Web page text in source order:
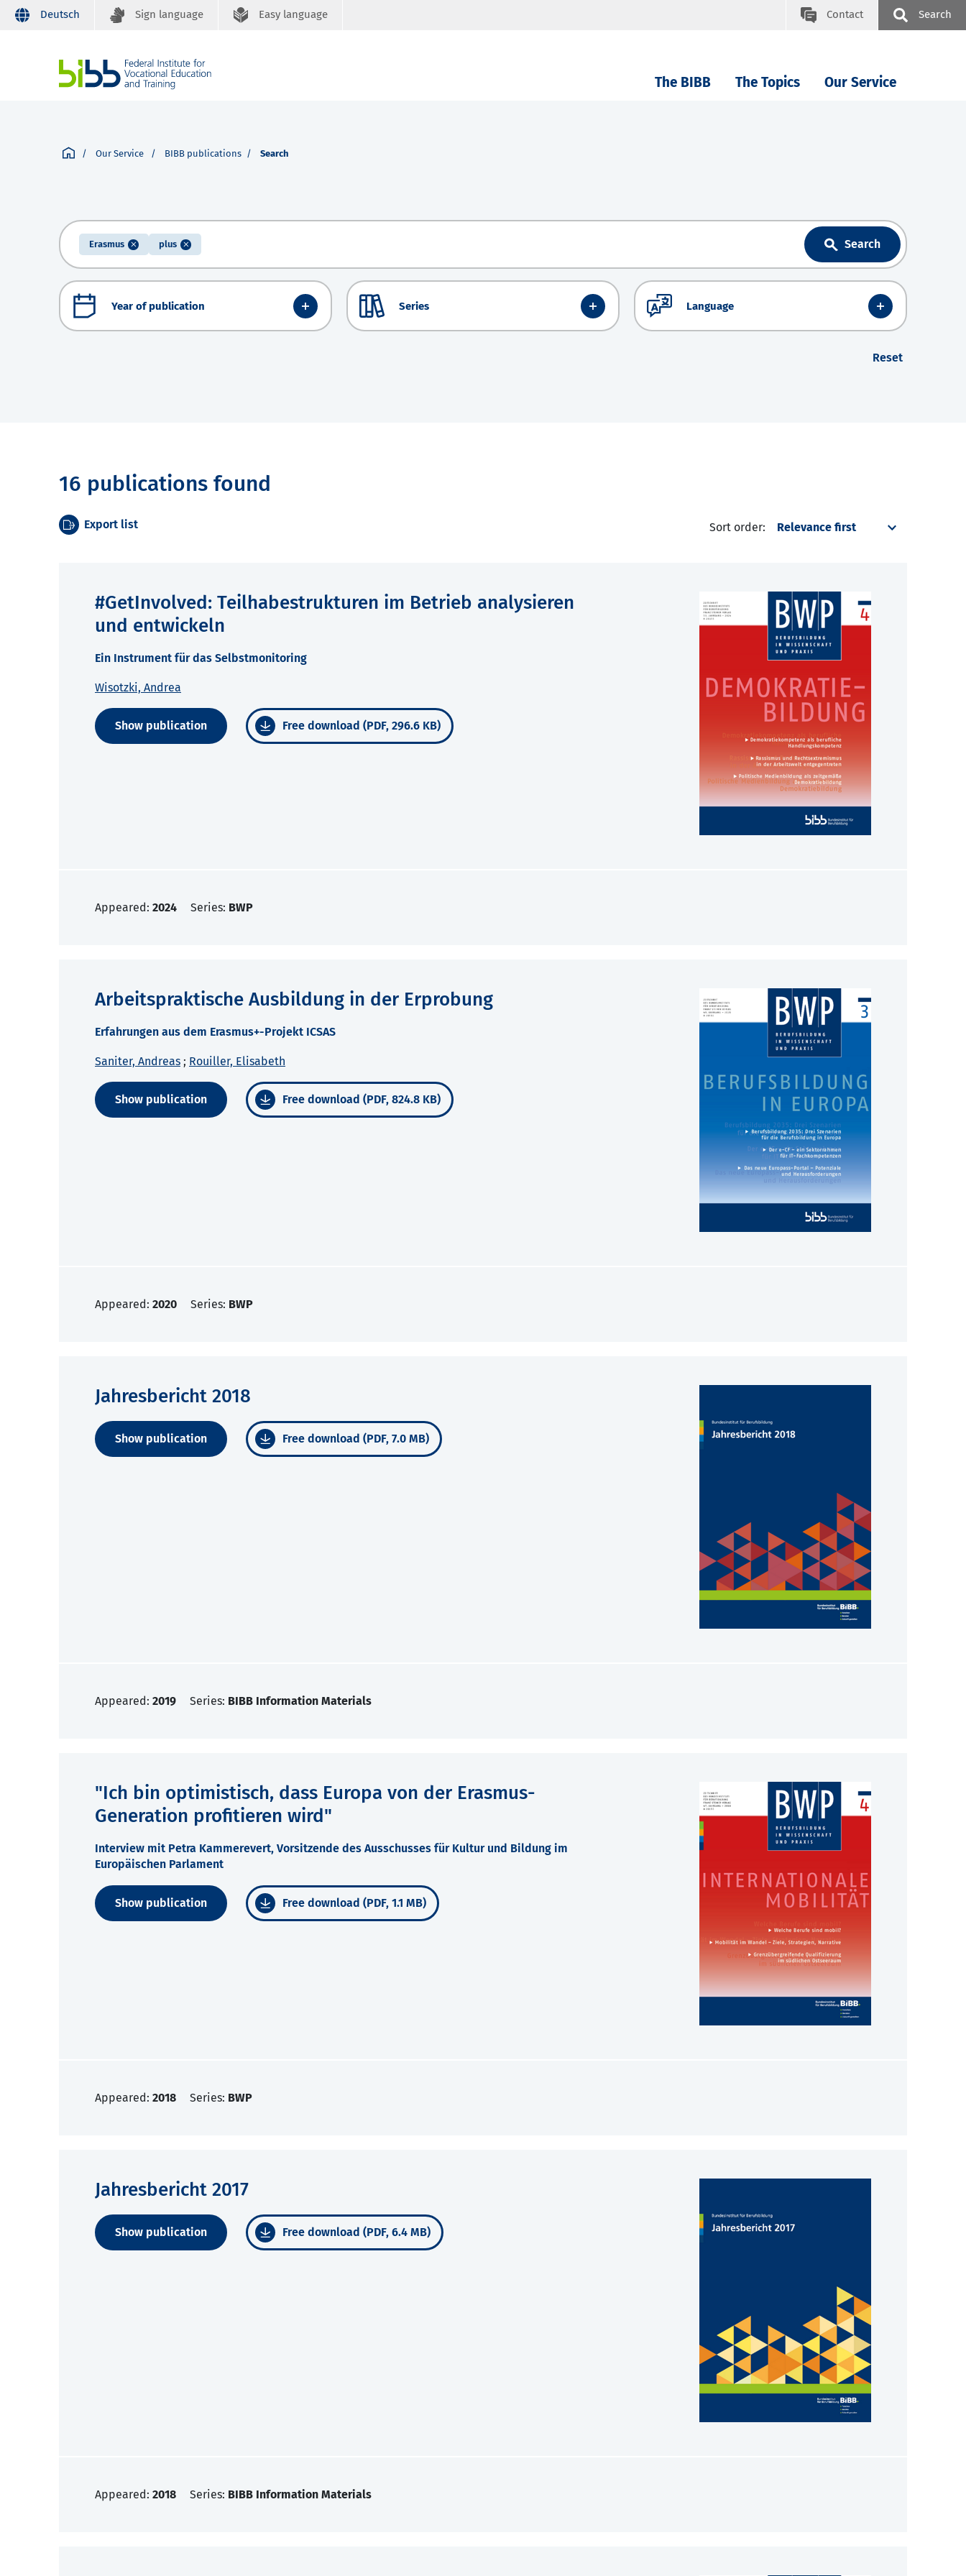
Deutsch Sign language Easy language Contact Search
The BIBB The Topics Our Service
Our Service BIBB publications Search
Erasmus plus Search
Year of publication Series Language
Reset
16 publications found
Export list Sort order:
#GetInvolved: Teilhabestrukturen im Betrieb analysieren
und entwickeln
Ein Instrument für das Selbstmonitoring
Wisotzki, Andrea
Show publication Free download (PDF, 296.6 KB)
Appeared: 2024 Series: BWP
Arbeitspraktische Ausbildung in der Erprobung
Erfahrungen aus dem Erasmus+-Projekt ICSAS
Saniter, Andreas ; Rouiller, Elisabeth
Show publication Free download (PDF, 824.8 KB)
Appeared: 2020 Series: BWP
Jahresbericht 2018
Show publication Free download (PDF, 7.0 MB)
Appeared: 2019 Series: BIBB Information Materials
"Ich bin optimistisch, dass Europa von der Erasmus-
Generation profitieren wird"
Interview mit Petra Kammerevert, Vorsitzende des Ausschusses für Kultur und Bildung im
Europäischen Parlament
Show publication Free download (PDF, 1.1 MB)
Appeared: 2018 Series: BWP
Jahresbericht 2017
Show publication Free download (PDF, 6.4 MB)
Appeared: 2018 Series: BIBB Information Materials